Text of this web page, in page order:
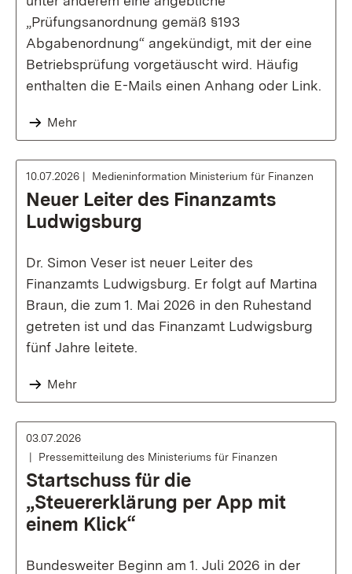
„Prüfungsanordnung gemäß §193
Abgabenordnung“ angekündigt, mit der eine
Betriebsprüfung vorgetäuscht wird. Häufig
enthalten die E-Mails einen Anhang oder Link.
Mehr
10.07.2026 Medieninformation Ministerium für Finanzen
Neuer Leiter des Finanzamts
Ludwigsburg
Dr. Simon Veser ist neuer Leiter des
Finanzamts Ludwigsburg. Er folgt auf Martina
Braun, die zum 1. Mai 2026 in den Ruhestand
getreten ist und das Finanzamt Ludwigsburg
fünf Jahre leitete.
Mehr
03.07.2026
Pressemitteilung des Ministeriums für Finanzen
Startschuss für die
„Steuererklärung per App mit
einem Klick“
Bundesweiter Beginn am 1. Juli 2026 in der